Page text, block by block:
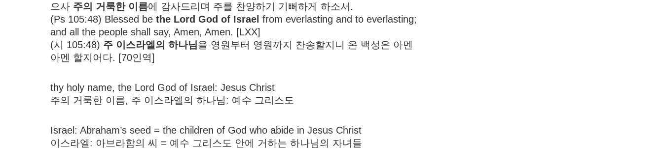
으사 주의 거룩한 이름에 감사드리며 주를 찬양하기 기뻐하게 하소서.
(Ps 105:48) Blessed be the Lord God of Israel from everlasting and to everlasting;
and all the people shall say, Amen, Amen. [LXX]
(시 105:48) 주 이스라엘의 하나님을 영원부터 영원까지 찬송할지니 온 백성은 아멘
아멘 할지어다. [70인역]
thy holy name, the Lord God of Israel: Jesus Christ
주의 거룩한 이름, 주 이스라엘의 하나님: 예수 그리스도
Israel: Abraham’s seed = the children of God who abide in Jesus Christ
이스라엘: 아브라함의 씨 = 예수 그리스도 안에 거하는 하나님의 자녀들